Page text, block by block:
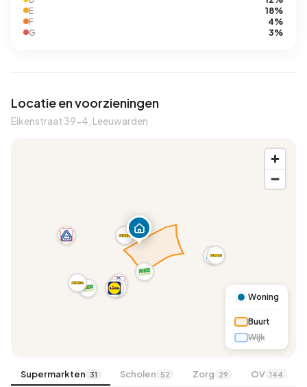
E 18%
F 4%
G 3%
Locatie en voorzieningen
Eikenstraat 39-4, Leeuwarden
Woning
Buurt
Wijk
Supermarkten 31 Scholen 52 Zorg 29 OV 144